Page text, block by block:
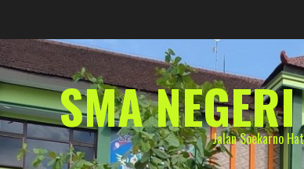
SMA Jalan Soekarno